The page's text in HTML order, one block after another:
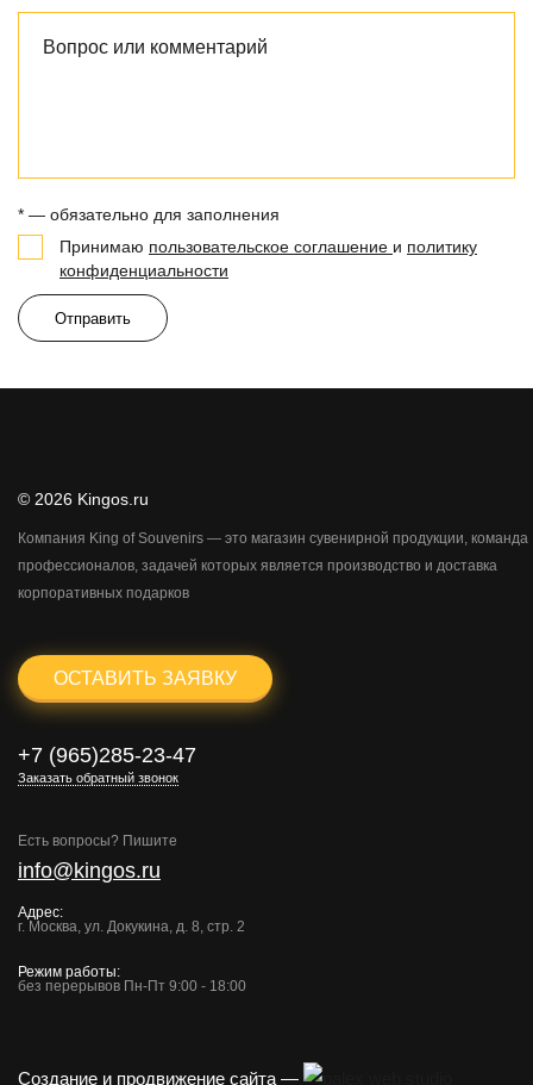
* — обязательно для заполнения
Принимаю пользовательское соглашение и политику
конфиденциальности
Отправить
© 2026 Kingos.ru
Компания King of Souvenirs — это магазин сувенирной продукции, команда
профессионалов, задачей которых является производство и доставка
корпоративных подарков
ОСТАВИТЬ ЗАЯВКУ
+7 (965)285-23-47
Заказать обратный звонок
Есть вопросы? Пишите
info@kingos.ru
Адрес:
г. Москва, ул. Докукина, д. 8, стр. 2
Режим работы:
без перерывов Пн-Пт 9:00 - 18:00
Создание и продвижение сайта —